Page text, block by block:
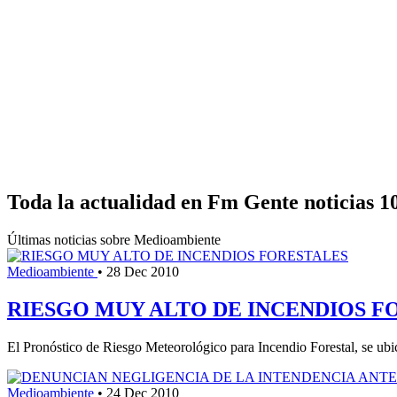
Toda la actualidad en Fm Gente noticias
Últimas noticias sobre Medioambiente
Medioambiente • 28 Dec 2010
RIESGO MUY ALTO DE INCENDIOS
El Pronóstico de Riesgo Meteorológico para Incendio Forestal, se
Medioambiente • 24 Dec 2010